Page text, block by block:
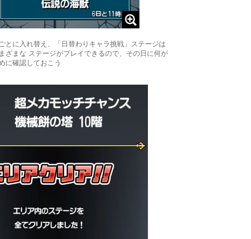
とに入れ替え、「日替わりキャラ挑戦」ステージは
ざまな ステージがプレイできるので、その日に何が
に確認しておこう